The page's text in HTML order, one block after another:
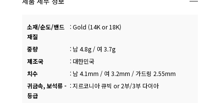
소재/순도/밴드
재질
:Gold (14K or 18K)
중량 : 남 4.8g / 여 3.7g
제조국
: 대한민국
치수
: 남 4.1mm / 여 3.2mm / 가드링 2.55mm
귀금속, 보석류 -
등급
:지르코니아 큐빅 or 2부/3부 다이아